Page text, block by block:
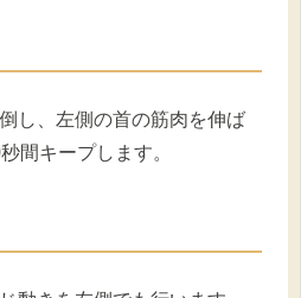
し、左側の首の筋肉を伸ば
間キープします。